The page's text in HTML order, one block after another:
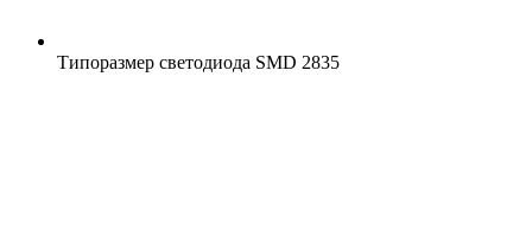
Типоразмер светодиода SMD 2835